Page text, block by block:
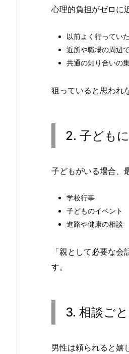
心理的負担がゼロに
以前よく行ってい
近所や職場の周辺
共通の知り合いの
狙っていると思われ
2. 子ども
子どもがいる場合、
学校行事
子どものイベント
進路や健康の相談
「親として必要な
す。
3. 相談ご
男性は頼られると嬉